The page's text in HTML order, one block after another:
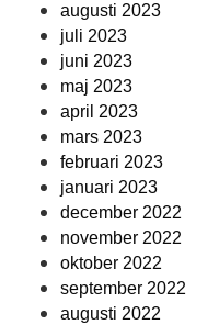
augusti 2023
juli 2023
juni 2023
maj 2023
april 2023
mars 2023
februari 2023
januari 2023
december 2022
november 2022
oktober 2022
september 2022
augusti 2022